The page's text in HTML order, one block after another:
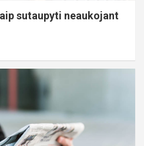
sutaupyti neaukojant